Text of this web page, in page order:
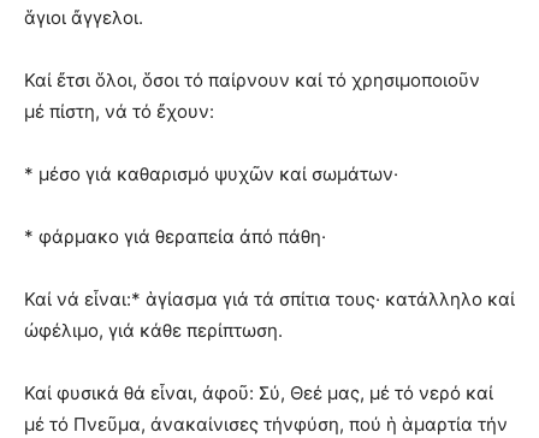
ἅγιοι ἄγγελοι.
Καί ἔτσι ὅλοι, ὅσοι τό παίρνουν καί τό χρησιμοποιοῦν
μέ πίστη, νά τό ἔχουν:
* μέσο γιά καθαρισμό ψυχῶν καί σωμάτων·
* φάρμακο γιά θεραπεία ἀπό πάθη·
Καί νά εἶναι:* ἁγίασμα γιά τά σπίτια τους· κατάλληλο καί
ὠφέλιμο, γιά κάθε περίπτωση.
Καί φυσικά θά εἶναι, ἀφοῦ: Σύ, Θεέ μας, μέ τό νερό καί
μέ τό Πνεῦμα, ἀνακαίνισες τήνφύση, πού ἡ ἁμαρτία τήν